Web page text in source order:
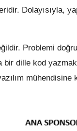
Dolayısıyla,
Problemi
bir dille kod
mühendisine